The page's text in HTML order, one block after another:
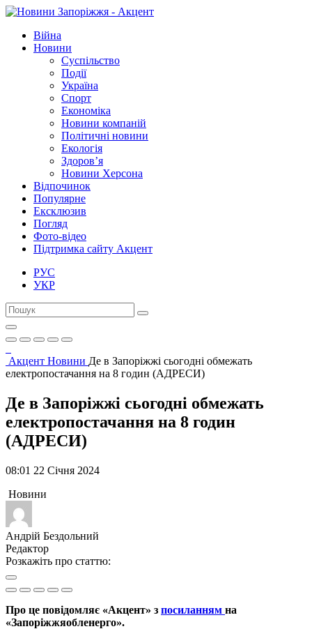
Війна
Новини
Суспільство
Події
Україна
Спорт
Економіка
Новини компаній
Політичні новини
Екологія
Здоров’я
Новини Херсона
Відпочинок
Популярне
Ексклюзив
Погляд
Фото-відео
Підтримка сайту Акцент
РУС
УКР
Акцент Новини Де в Запоріжжі сьогодні обмежать
електропостачання на 8 годин (АДРЕСИ)
Де в Запоріжжі сьогодні обмежать
електропостачання на 8 годин
(АДРЕСИ)
08:01 22 Січня 2024
Новини
Андрій Бездольний
Редактор
Розкажіть про статтю:
Про це повідомляє «Акцент» з посиланням на
«Запоріжжяобленерго».